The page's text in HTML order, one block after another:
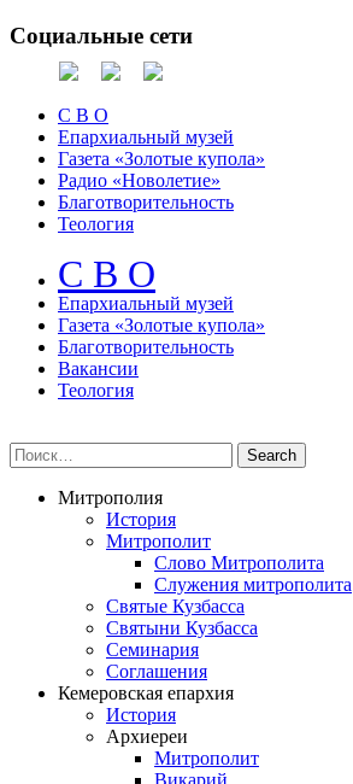
Социальные сети
С В О
Епархиальный музей
Газета «Золотые купола»
Радио «Новолетие»
Благотворительность
Теология
С В О
Епархиальный музeй
Газета «Золотые купола»
Благотворительность
Вакансии
Теология
Митрополия
История
Митрополит
Слово Митрополита
Служения митрополита
Святые Кузбасса
Святыни Кузбасса
Семинария
Соглашения
Кемеровская епархия
История
Архиереи
Митрополит